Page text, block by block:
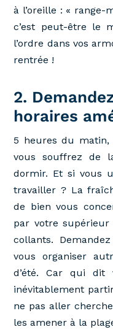
à l’oreille : « range-
c’est peut-être le
l’ordre dans vos
rentrée !
2.
horaires
5 heures du matin,
vous souffrez de
dormir. Et si vous
travailler ? La
de bien vous
par votre
collants.
vous organiser
d’été. Car qui
inévitablement
ne pas aller
les amener à la